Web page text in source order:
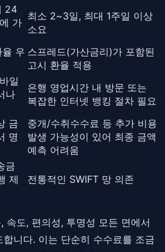
24
가
최소 2~3일, 최대 1주일 이상
소요
우 스프레드(가산금리)가 포함된
고시 환율 적용
일
나
은행 영업시간 내 방문 또는
복잡한 인터넷 뱅킹 절차 필요
금
명
중개/수취수수료 등 추가 비용
발생 가능성이 있어 최종 금액
예측 어려움
금
제
전통적인 SWIFT 망 의존
속도, 편의성, 투명성 모든 면에서
니다. 이는 단순히 수수료를 조금